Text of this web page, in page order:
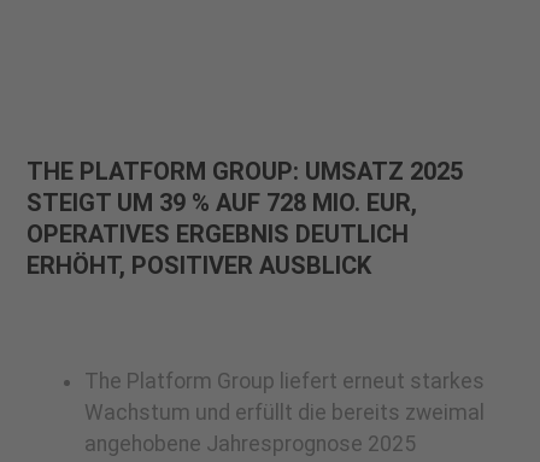
THE PLATFORM GROUP: UMSATZ 2025
STEIGT UM 39 % AUF 728 MIO. EUR,
OPERATIVES ERGEBNIS DEUTLICH
ERHÖHT, POSITIVER AUSBLICK
The Platform Group liefert erneut starkes
Wachstum und erfüllt die bereits zweimal
angehobene Jahresprognose 2025